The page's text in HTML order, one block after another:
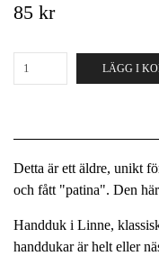
85 kr
LÄGG I
Detta är ett äldre, unikt
och fått "patina". Den
Handduk i Linne,
handdukar är helt eller